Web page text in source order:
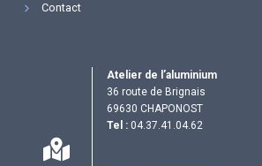
Contact
Atelier de l’aluminium
36 route de Brignais
69630 CHAPONOST
Tel : 04.37.41.04.62